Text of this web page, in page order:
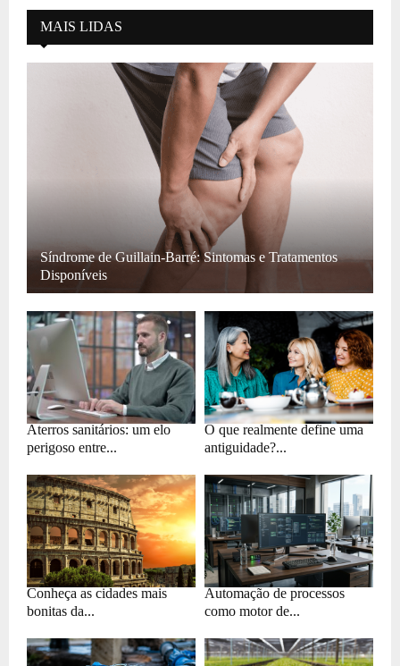
MAIS LIDAS
Síndrome de Guillain-Barré: Sintomas e Tratamentos
Disponíveis
Aterros sanitários: um elo
perigoso entre...
O que realmente define uma
antiguidade?...
Conheça as cidades mais
bonitas da...
Automação de processos
como motor de...